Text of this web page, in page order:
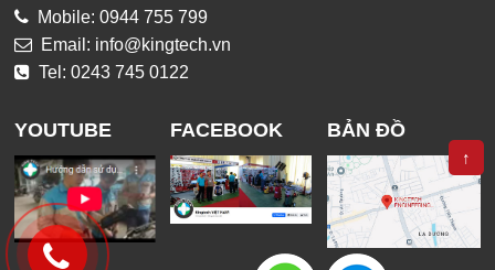
Mobile: 0944 755 799
Email: info@kingtech.vn
Tel: 0243 745 0122
YOUTUBE FACEBOOK BẢN ĐỒ
↑